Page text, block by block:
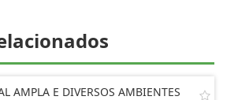
AMPLA E DIVERSOS AMBIENTES